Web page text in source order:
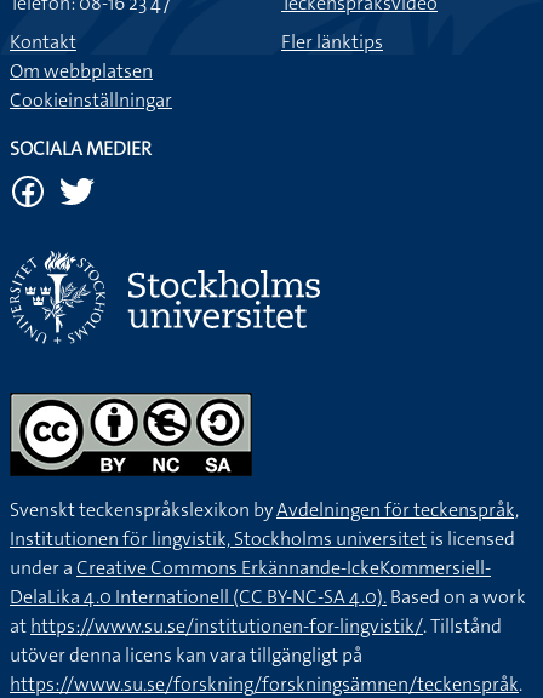
Kontakt
Om webbplatsen
Cookieinställningar
Fler länktips
SOCIALA MEDIER
Svenskt teckenspråkslexikon byAvdelningen för teckenspråk,
Institutionen för lingvistik, Stockholms universitetis licensed
under aCreative Commons Erkännande-IckeKommersiell-
DelaLika 4.0 Internationell (CC BY-NC-SA 4.0).Based on a work
athttps://www.su.se/institutionen-for-lingvistik/. Tillstånd
utöver denna licens kan vara tillgängligt på
https://www.su.se/forskning/forskningsämnen/teckenspråk.